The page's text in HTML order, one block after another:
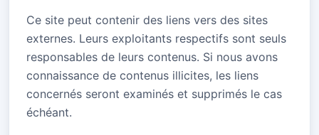
Ce site peut contenir des liens vers des sites
externes. Leurs exploitants respectifs sont seuls
responsables de leurs contenus. Si nous avons
connaissance de contenus illicites, les liens
concernés seront examinés et supprimés le cas
échéant.